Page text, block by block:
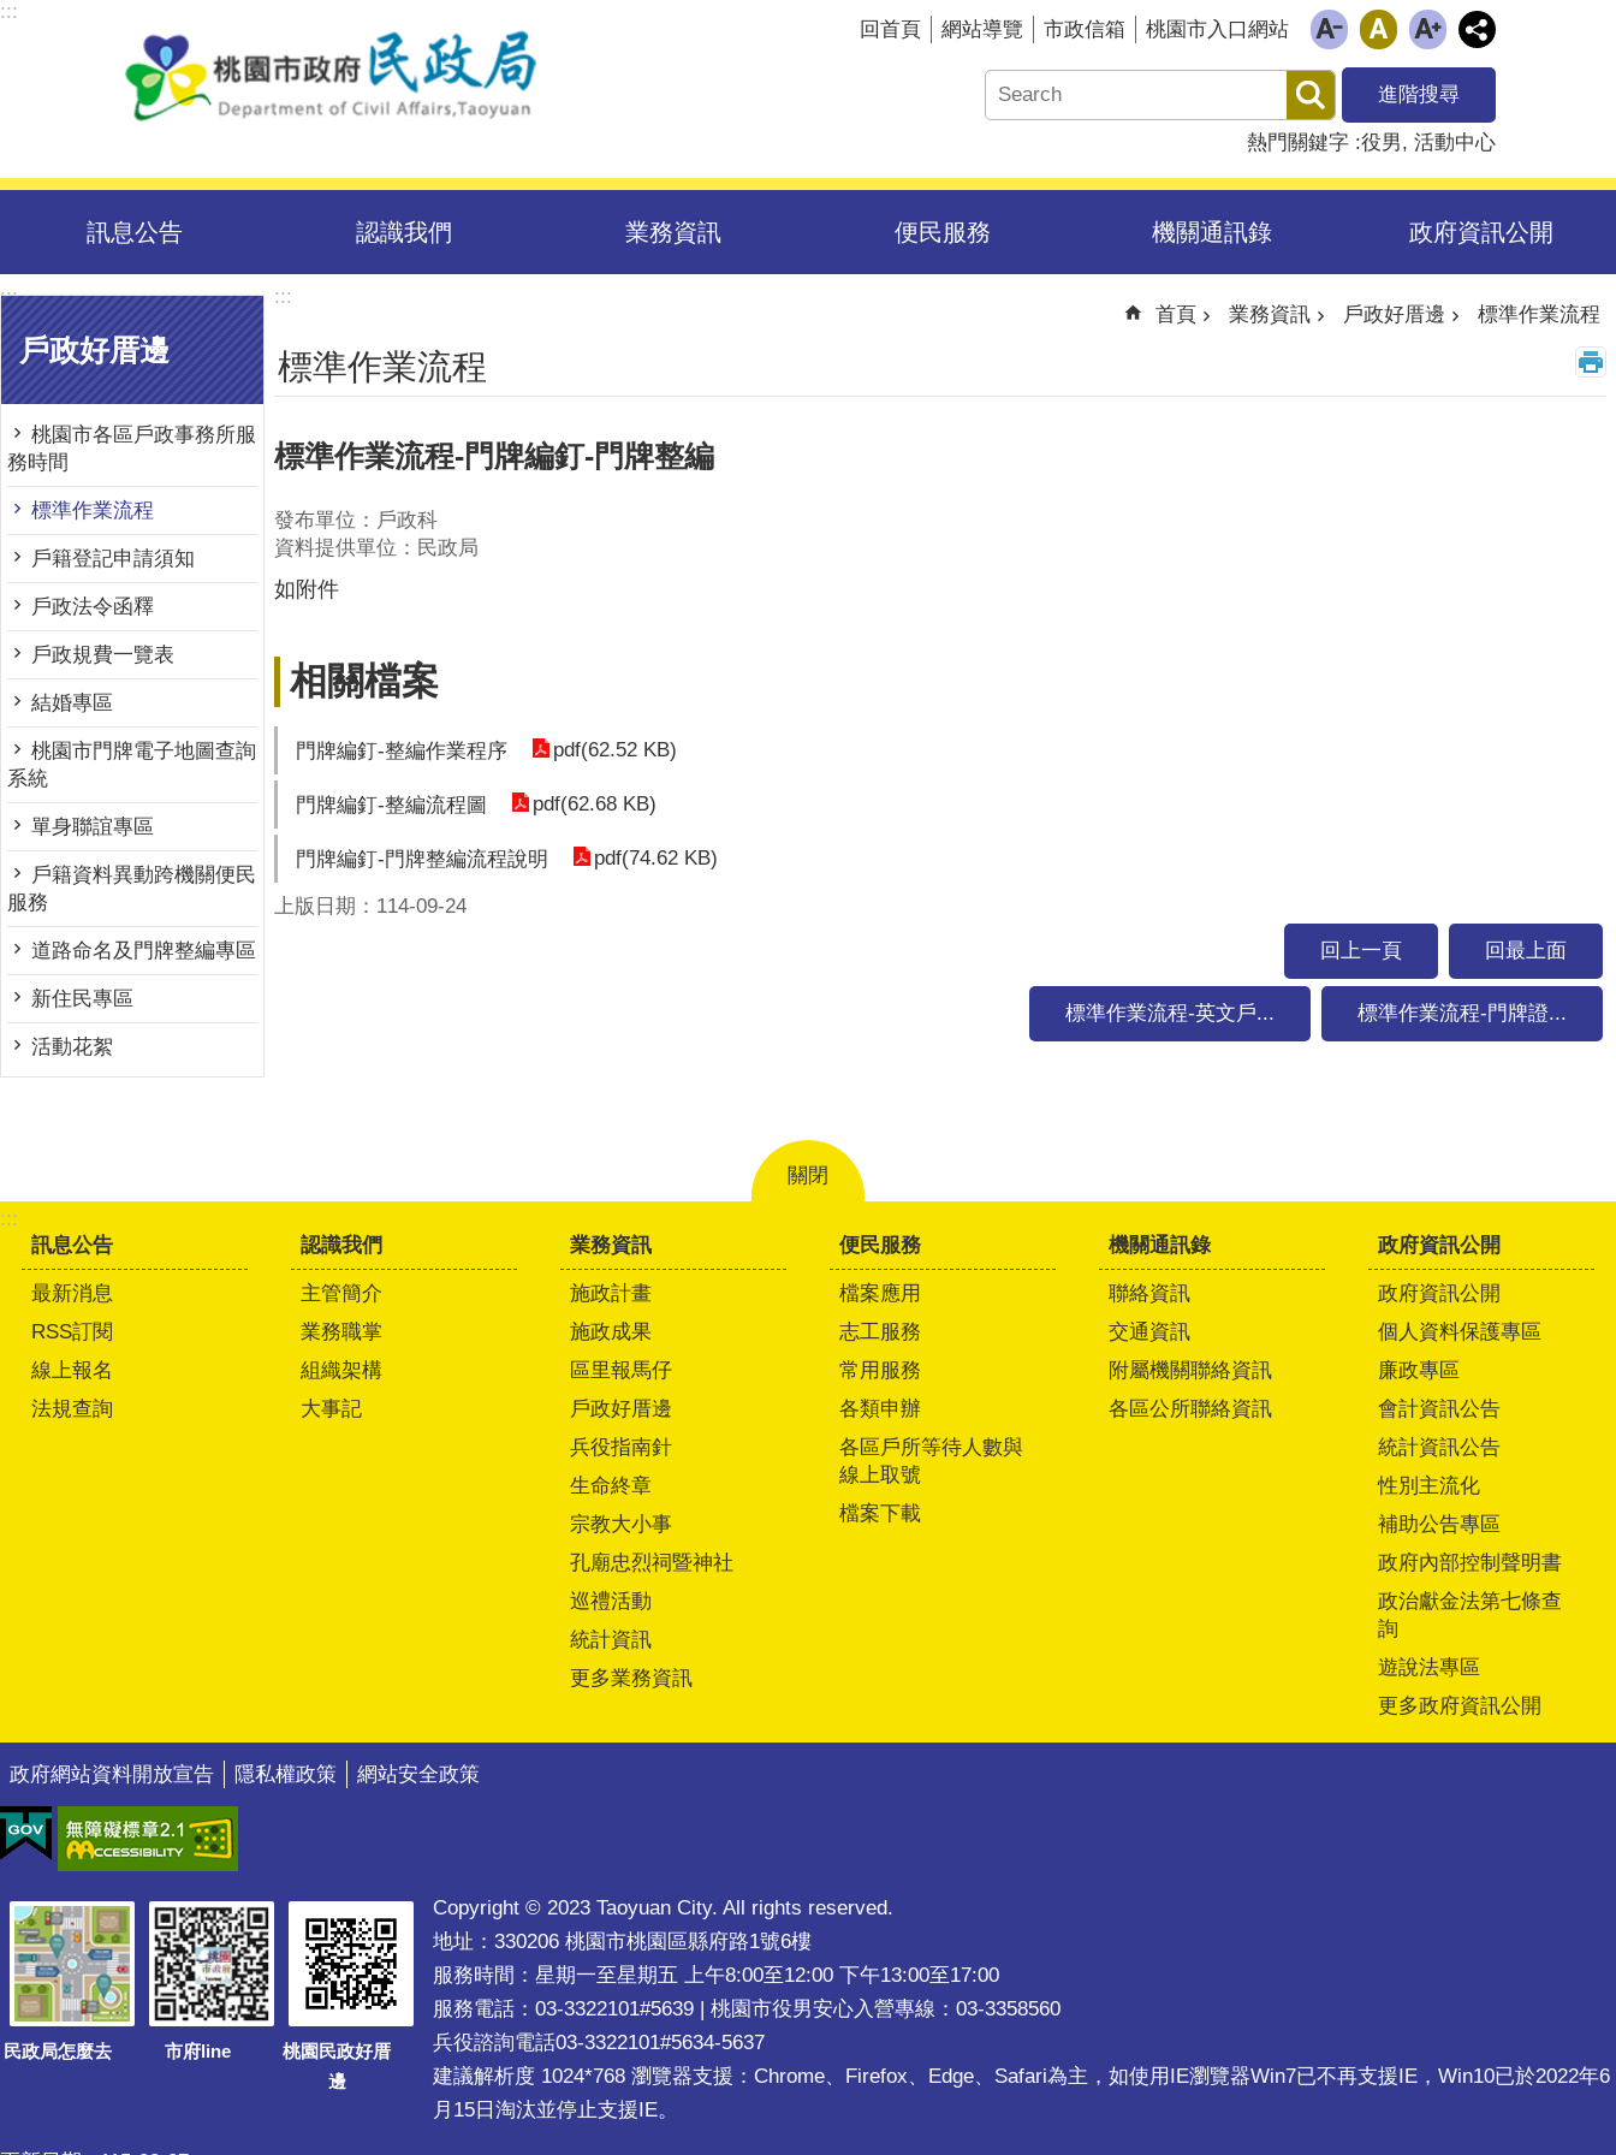
跳到主要內容區塊
:::
回首頁 網站導覽 市政信箱 桃園市入口網站
進階搜尋
熱門關鍵字 役男 活動中心
訊息公告 認識我們 業務資訊 便民服務 機關通訊錄 政府資訊公開
:::
戶政好厝邊
桃園市各區戶政事務所服
務時間
標準作業流程
戶籍登記申請須知
戶政法令函釋
戶政規費一覽表
結婚專區
桃園市門牌電子地圖查詢
系統
單身聯誼專區
戶籍資料異動跨機關便民
服務
道路命名及門牌整編專區
新住民專區
活動花絮
:::
首頁 業務資訊 戶政好厝邊 標準作業流程
標準作業流程
標準作業流程-門牌編釘-門牌整編
發布單位：戶政科
資料提供單位：民政局
如附件
相關檔案
門牌編釘-整編作業程序 pdf(62.52 KB)
門牌編釘-整編流程圖 pdf(62.68 KB)
門牌編釘-門牌整編流程說明 pdf(74.62 KB)
上版日期：114-09-24
回上一頁
回最上面
標準作業流程-英文戶... 標準作業流程-門牌證...
關閉
:::
訊息公告
最新消息
RSS訂閱
線上報名
法規查詢
認識我們
主管簡介
業務職掌
組織架構
大事記
業務資訊
施政計畫
施政成果
區里報馬仔
戶政好厝邊
兵役指南針
生命終章
宗教大小事
孔廟忠烈祠暨神社
巡禮活動
統計資訊
更多業務資訊
便民服務
檔案應用
志工服務
常用服務
各類申辦
各區戶所等待人數與
線上取號
檔案下載
機關通訊錄
聯絡資訊
交通資訊
附屬機關聯絡資訊
各區公所聯絡資訊
政府資訊公開
政府資訊公開
個人資料保護專區
廉政專區
會計資訊公告
統計資訊公告
性別主流化
補助公告專區
政府內部控制聲明書
政治獻金法第七條查
詢
遊說法專區
更多政府資訊公開
政府網站資料開放宣告 隱私權政策 網站安全政策
民政局怎麼去 市府line
桃園民政好厝
邊
Copyright © 2023 Taoyuan City. All rights reserved.
地址：330206 桃園市桃園區縣府路1號6樓
服務時間：星期一至星期五 上午8:00至12:00 下午13:00至17:00
服務電話：03-3322101#5639 | 桃園市役男安心入營專線：03-3358560
兵役諮詢電話03-3322101#5634-5637
建議解析度 1024*768 瀏覽器支援：Chrome、Firefox、Edge、Safari為主，如使用IE瀏覽器Win7已不再支援IE，Win10已於2022年6
月15日淘汰並停止支援IE。